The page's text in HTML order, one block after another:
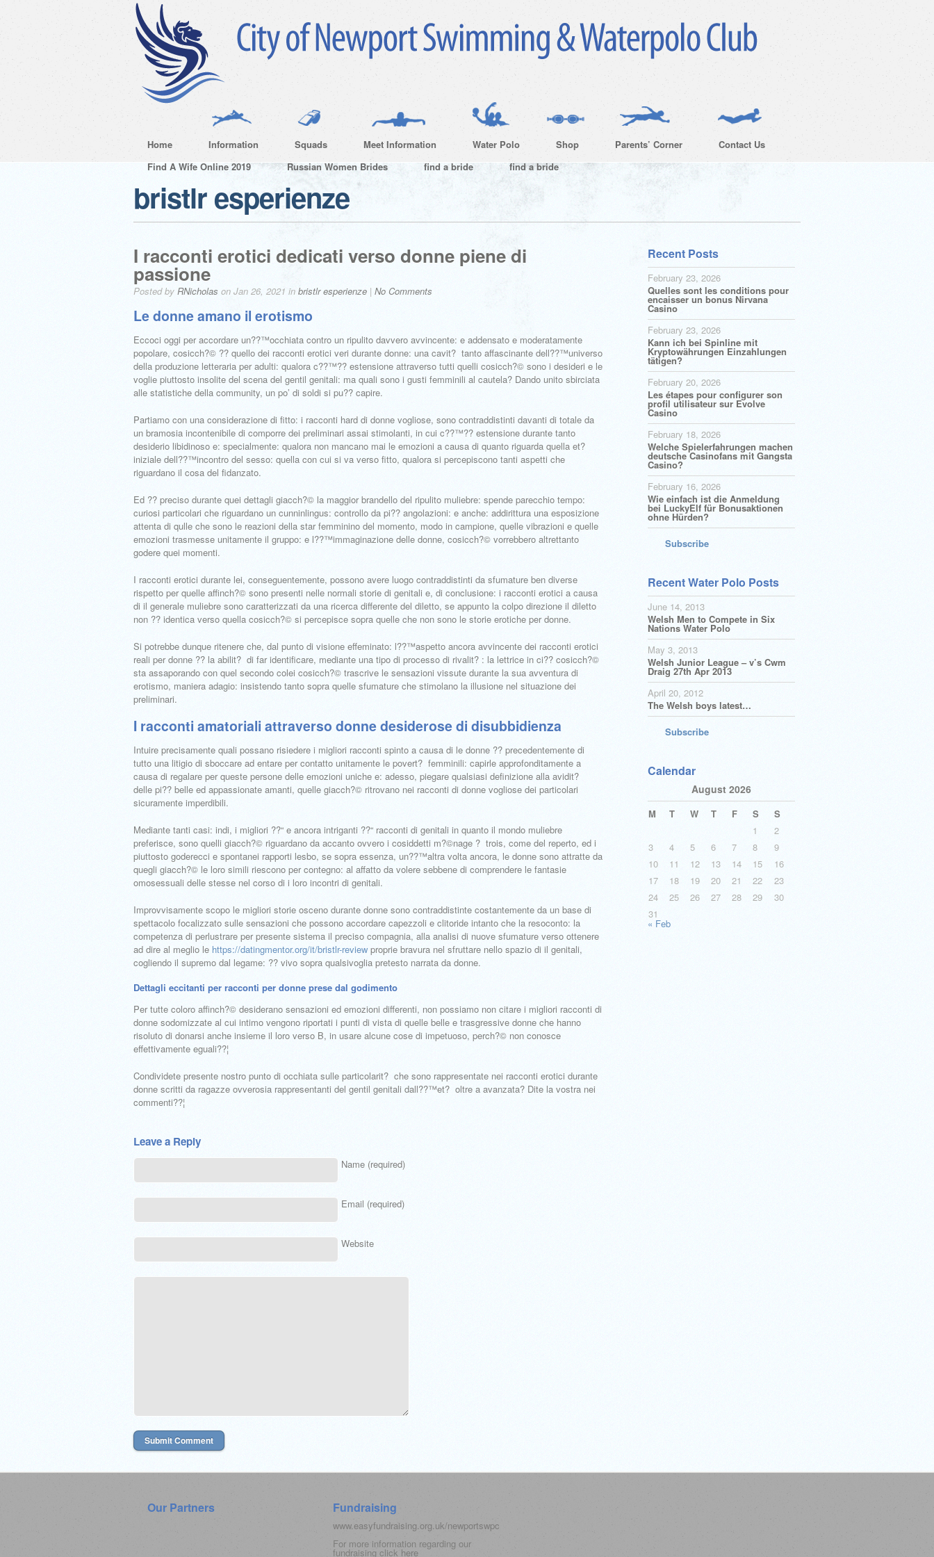
Home Information Squads Meet Information Water Polo Shop Parents’ Corner
Contact Us
Find A Wife Online 2019
Russian Women Brides find a bride find a bride
bristlr esperienze
I racconti erotici dedicati verso donne piene di
passione
Posted by RNicholas on Jan 26, 2021 in bristlr esperienze | No Comments
Le donne amano il erotismo
Eccoci oggi per accordare un??™occhiata contro un ripulito davvero avvincente: e addensato e moderatamente
popolare, cosicch?© ?? quello dei racconti erotici veri durante donne: una cavit? tanto affascinante dell??™universo
della produzione letteraria per adulti: qualora c??™?? estensione attraverso tutti quelli cosicch?© sono i desideri e le
voglie piuttosto insolite del scena del gentil genitali: ma quali sono i gusti femminili al cautela? Dando unito sbirciata
alle statistiche della community, un po’ di soldi si pu?? capire.
Partiamo con una considerazione di fitto: i racconti hard di donne vogliose, sono contraddistinti davanti di totale da
un bramosia incontenibile di comporre dei preliminari assai stimolanti, in cui c??™?? estensione durante tanto
desiderio libidinoso e: specialmente: qualora non mancano mai le emozioni a causa di quanto riguarda quella et?
iniziale dell??™incontro del sesso: quella con cui si va verso fitto, qualora si percepiscono tanti aspetti che
riguardano il cosa del fidanzato.
Ed ?? preciso durante quei dettagli giacch?© la maggior brandello del ripulito muliebre: spende parecchio tempo:
curiosi particolari che riguardano un cunninlingus: controllo da pi?? angolazioni: e anche: addirittura una esposizione
attenta di qulle che sono le reazioni della star femminino del momento, modo in campione, quelle vibrazioni e quelle
emozioni trasmesse unitamente il gruppo: e l??™immaginazione delle donne, cosicch?© vorrebbero altrettanto
godere quei momenti.
I racconti erotici durante lei, conseguentemente, possono avere luogo contraddistinti da sfumature ben diverse
rispetto per quelle affinch?© sono presenti nelle normali storie di genitali e, di conclusione: i racconti erotici a causa
di il generale muliebre sono caratterizzati da una ricerca differente del diletto, se appunto la colpo direzione il diletto
non ?? identica verso quella cosicch?© si percepisce sopra quelle che non sono le storie erotiche per donne.
Si potrebbe dunque ritenere che, dal punto di visione effeminato: l??™aspetto ancora avvincente dei racconti erotici
reali per donne ?? la abilit? di far identificare, mediante una tipo di processo di rivalit? : la lettrice in ci?? cosicch?©
sta assaporando con quel secondo colei cosicch?© trascrive le sensazioni vissute durante la sua avventura di
erotismo, maniera adagio: insistendo tanto sopra quelle sfumature che stimolano la illusione nel situazione dei
preliminari.
I racconti amatoriali attraverso donne desiderose di disubbidienza
Intuire precisamente quali possano risiedere i migliori racconti spinto a causa di le donne ?? precedentemente di
tutto una litigio di sboccare ad entare per contatto unitamente le povert? femminili: capirle approfonditamente a
causa di regalare per queste persone delle emozioni uniche e: adesso, piegare qualsiasi definizione alla avidit?
delle pi?? belle ed appassionate amanti, quelle giacch?© ritrovano nei racconti di donne vogliose dei particolari
sicuramente imperdibili.
Mediante tanti casi: indi, i migliori ??“ e ancora intriganti ??“ racconti di genitali in quanto il mondo muliebre
preferisce, sono quelli giacch?© riguardano da accanto ovvero i cosiddetti m?©nage ? trois, come del reperto, ed i
piuttosto goderecci e spontanei rapporti lesbo, se sopra essenza, un??™altra volta ancora, le donne sono attratte da
quegli giacch?© le loro simili riescono per contegno: al affatto da volere sebbene di comprendere le fantasie
omosessuali delle stesse nel corso di i loro incontri di genitali.
Improvvisamente scopo le migliori storie osceno durante donne sono contraddistinte costantemente da un base di
spettacolo focalizzato sulle sensazioni che possono accordare capezzoli e clitoride intanto che la resoconto: la
competenza di perlustrare per presente sistema il preciso compagnia, alla analisi di nuove sfumature verso ottenere
ad dire al meglio le https://datingmentor.org/it/bristlr-review proprie bravura nel sfruttare nello spazio di il genitali,
cogliendo il supremo dal legame: ?? vivo sopra qualsivoglia pretesto narrata da donne.
Dettagli eccitanti per racconti per donne prese dal godimento
Per tutte coloro affinch?© desiderano sensazioni ed emozioni differenti, non possiamo non citare i migliori racconti di
donne sodomizzate al cui intimo vengono riportati i punti di vista di quelle belle e trasgressive donne che hanno
risoluto di donarsi anche insieme il loro verso B, in usare alcune cose di impetuoso, perch?© non conosce
effettivamente eguali??¦
Condividete presente nostro punto di occhiata sulle particolarit? che sono rappresentate nei racconti erotici durante
donne scritti da ragazze ovverosia rappresentanti del gentil genitali dall??™et? oltre a avanzata? Dite la vostra nei
commenti??¦
Leave a Reply
Name (required)
Email (required)
Website
Recent Posts
February 23, 2026
Quelles sont les conditions pour
encaisser un bonus Nirvana
Casino
February 23, 2026
Kann ich bei Spinline mit
Kryptowährungen Einzahlungen
tätigen?
February 20, 2026
Les étapes pour configurer son
profil utilisateur sur Evolve
Casino
February 18, 2026
Welche Spielerfahrungen machen
deutsche Casinofans mit Gangsta
Casino?
February 16, 2026
Wie einfach ist die Anmeldung
bei LuckyElf für Bonusaktionen
ohne Hürden?
Subscribe
Recent Water Polo Posts
June 14, 2013
Welsh Men to Compete in Six
Nations Water Polo
May 3, 2013
Welsh Junior League – v’s Cwm
Draig 27th Apr 2013
April 20, 2012
The Welsh boys latest…
Subscribe
Calendar
August 2026
M T W T F S
S
1
2
3
4 5 6 7 8
9
10
11 12 13 14 15
16
17
18 19 20 21 22
23
24
25 26 27 28 29
30
31
« Feb
Our Partners Fundraising
www.easyfundraising.org.uk/newportswpc
For more information regarding our
fundraising click here